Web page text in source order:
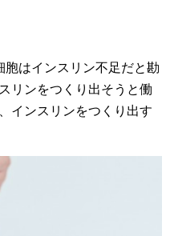
はインスリン不足だと勘
リンをつくり出そうと働
インスリンをつくり出す